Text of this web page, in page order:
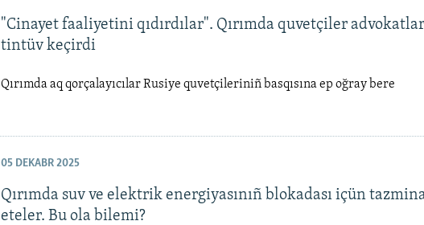
"Cinayet faaliyetini qıdırdılar". Qırımda quvetçiler
tintüv keçirdi
Qırımda aq qorçalayıcılar Rusiye quvetçileriniñ basqısına ep oğray bere
05 DEKABR 2025
Qırımda suv ve elektrik energiyasınıñ blokadası içün
eteler. Bu ola bilemi?